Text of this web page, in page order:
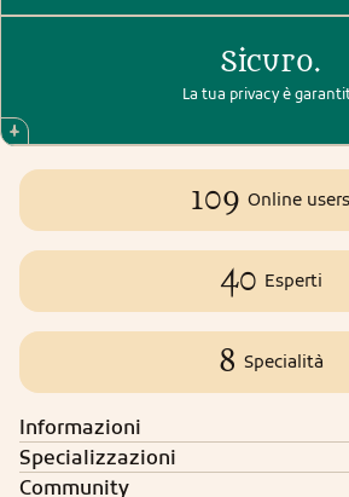
Sicuro.
La tua privacy è
109 Online users
40 Esperti
8 Specialità
Informazioni
Specializzazioni
Community